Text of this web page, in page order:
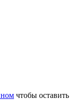
чтобы оставить